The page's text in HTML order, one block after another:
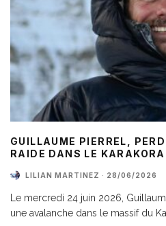
GUILLAUME PIERREL,
RAIDE DANS LE
LILIAN MARTINEZ · 28/06/2026
Le mercredi 24 juin 2026,
une avalanche dans le massif du